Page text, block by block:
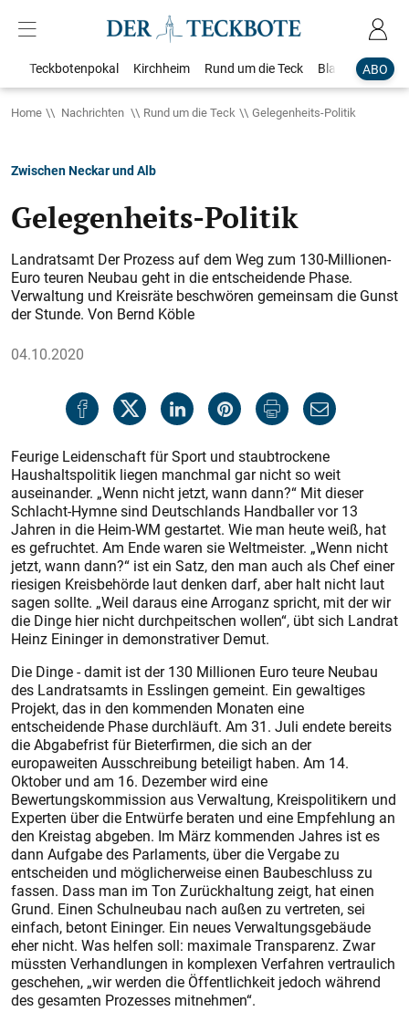
ABO
Teckbotenpokal Kirchheim Rund um die Teck Blaulicht
Home Nachrichten Rund um die Teck Gelegenheits-Politik
Zwischen Neckar und Alb
Gelegenheits-Politik
Landratsamt Der Prozess auf dem Weg zum 130-Millionen-
Euro teuren Neubau geht in die entscheidende Phase.
Verwaltung und Kreisräte beschwören gemeinsam die Gunst
der Stunde. Von Bernd Köble
04.10.2020
Feurige Leidenschaft für Sport und staubtrockene
Haushaltspolitik liegen manchmal gar nicht so weit
auseinander. „Wenn nicht jetzt, wann dann?“ Mit dieser
Schlacht-Hymne sind Deutschlands Handballer vor 13
Jahren in die Heim-WM gestartet. Wie man heute weiß, hat
es gefruchtet. Am Ende waren sie Weltmeister. „Wenn nicht
jetzt, wann dann?“ ist ein Satz, den man auch als Chef einer
riesigen Kreisbehörde laut denken darf, aber halt nicht laut
sagen sollte. „Weil daraus eine Arroganz spricht, mit der wir
die Dinge hier nicht durchpeitschen wollen“, übt sich Landrat
Heinz Eininger in demonstrativer Demut.
Die Dinge - damit ist der 130 Millionen Euro teure Neubau
des Landratsamts in Esslingen gemeint. Ein gewaltiges
Projekt, das in den kommenden Monaten eine
entscheidende Phase durchläuft. Am 31. Juli endete bereits
die Abgabefrist für Bieterfirmen, die sich an der
europaweiten Ausschreibung beteiligt haben. Am 14.
Oktober und am 16. Dezember wird eine
Bewertungskommission aus Verwaltung, Kreispolitikern und
Experten über die Entwürfe beraten und eine Empfehlung an
den Kreistag abgeben. Im März kommenden Jahres ist es
dann Aufgabe des Parlaments, über die Vergabe zu
entscheiden und möglicherweise einen Baubeschluss zu
fassen. Dass man im Ton Zurückhaltung zeigt, hat einen
Grund. Einen Schulneubau nach außen zu vertreten, sei
einfach, betont Eininger. Ein neues Verwaltungsgebäude
eher nicht. Was helfen soll: maximale Transparenz. Zwar
müssten Verhandlungen in komplexen Verfahren vertraulich
geschehen, „wir werden die Öffentlichkeit jedoch während
des gesamten Prozesses mitnehmen“.